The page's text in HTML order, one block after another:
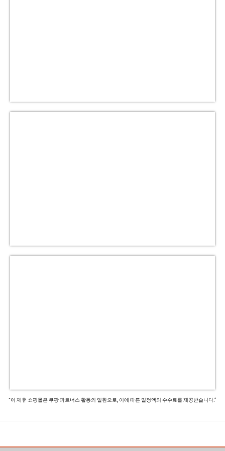
“이 제휴 쇼핑몰은 쿠팡 파트너스 활동의 일환으로, 이에 따른 일정액의 수수료를 제공받습니다.”